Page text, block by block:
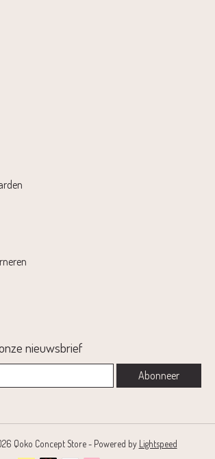
nieuwsbrief
Abonneer
Qoko Concept Store - Powered by Lightspeed